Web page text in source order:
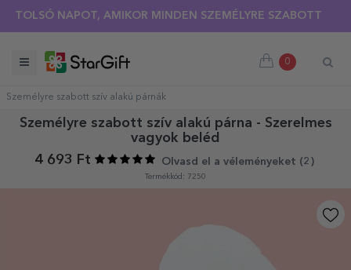
NAPOT, AMIKOR MINDEN SZEMÉLYRE SZABOTT
0
Személyre szabott szív alakú párnák
Személyre szabott szív alakú párna - Szerelmes
vagyok beléd
4 693 Ft
Olvasd el a véleményeket (2 )
Termékkód: 7250